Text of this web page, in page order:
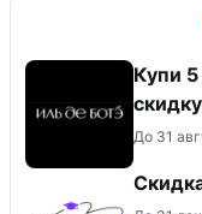
Купи
До 31